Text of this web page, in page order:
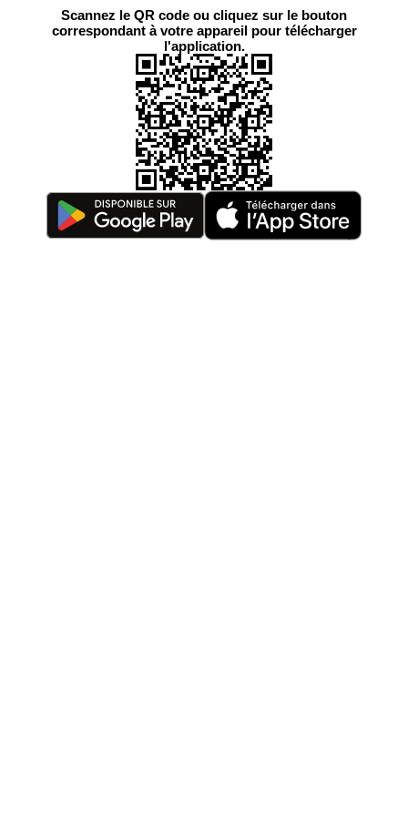
Scannez le QR code ou cliquez sur le bouton
correspondant à votre appareil pour télécharger
l'application.